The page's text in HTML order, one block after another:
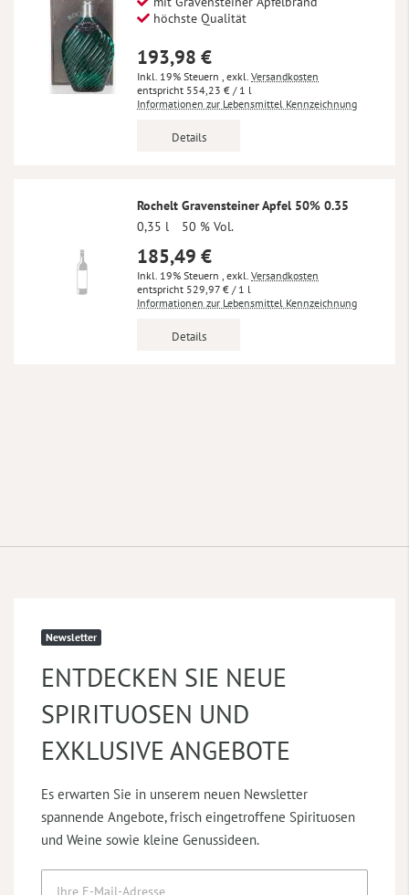
höchste Qualität
193,98 €
Inkl. 19% Steuern , exkl. Versandkosten
554,23 € / 1 l
Informationen zur Lebensmittel Kennzeichnung
Details
Rochelt Gravensteiner Apfel 50% 0.35
0,35 l
50 % Vol.
185,49 €
Inkl. 19% Steuern , exkl. Versandkosten
529,97 € / 1 l
Informationen zur Lebensmittel Kennzeichnung
Details
Newsletter
ENTDECKEN SIE NEUE
SPIRITUOSEN UND
EXKLUSIVE ANGEBOTE
Es erwarten Sie in unserem neuen Newsletter
spannende Angebote, frisch eingetroffene Spirituosen
und Weine sowie kleine Genussideen.